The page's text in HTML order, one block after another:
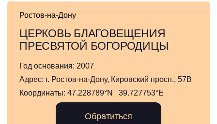
Ростов-на-Дону
ЦЕРКОВЬ БЛАГОВЕЩЕНИЯ
ПРЕСВЯТОЙ БОГОРОДИЦЫ
Год основания: 2007
Адрес: г. Ростов-на-Дону, Кировский просп., 57В
Координаты: 47.228789°N 39.727753°E
Обратиться